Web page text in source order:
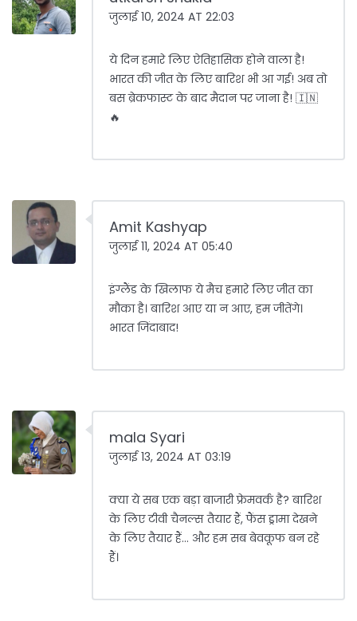
जुलाई 10, 2024 AT 22:03
ये दिन हमारे लिए ऐतिहासिक होने वाला है!
भारत की जीत के लिए बारिश भी आ गई! अब तो
बस ब्रेकफास्ट के बाद मैदान पर जाना है! 🇮🇳
🔥
Amit Kashyap
जुलाई 11, 2024 AT 05:40
इंग्लैंड के खिलाफ ये मैच हमारे लिए जीत का
मौका है। बारिश आए या न आए, हम जीतेंगे।
भारत जिंदाबाद!
mala Syari
जुलाई 13, 2024 AT 03:19
क्या ये सब एक बड़ा बाजारी फ्रेमवर्क है? बारिश
के लिए टीवी चैनल्स तैयार हैं, फैंस ड्रामा देखने
के लिए तैयार हैं... और हम सब बेवकूफ बन रहे
हैं।